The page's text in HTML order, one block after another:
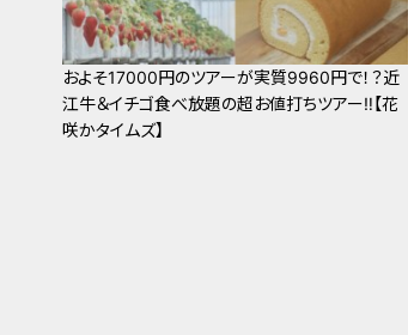
およそ17000円のツアーが実質9960円で！？近
江牛＆イチゴ食べ放題の超お値打ちツアー‼【花
咲かタイムズ】